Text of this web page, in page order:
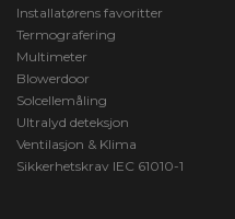
Installatørens favoritter
Termografering
Multimeter
Blowerdoor
Solcellemåling
Ultralyd deteksjon
Ventilasjon & Klima
Sikkerhetskrav IEC 61010-1